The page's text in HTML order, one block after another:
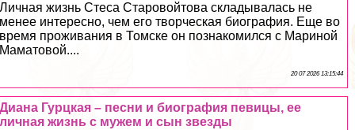
Личная жизнь Стеса Старовойтова складывалась не
менее интересно, чем его творческая биография. Еще во
время проживания в Томске он познакомился с Мариной
Маматовой....
20 07 2026 13:15:44
Диана Гурцкая – песни и биография певицы, ее
личная жизнь с мужем и сын звезды